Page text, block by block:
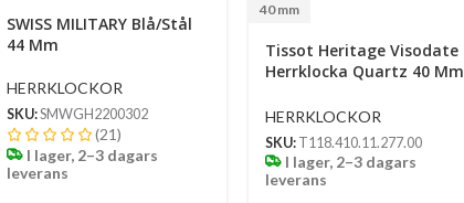
SWISS MILITARY Blå/Stål
44 Mm
HERRKLOCKOR
SKU:SMWGH2200302
(21)
I lager, 2–3 dagars
leverans
40 mm
Tissot Heritage Visodate
Herrklocka Quartz 40 Mm
Med Silverfärgad Boett
Och Meshlänk
HERRKLOCKOR
SKU: T118.410.11.277.00
I lager, 2–3 dagars
leverans